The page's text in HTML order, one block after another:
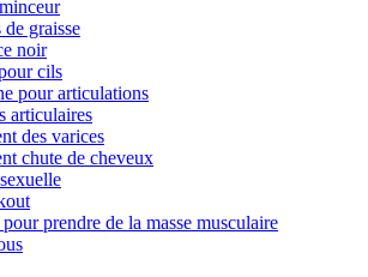
graisse
noir
cils
pour articulations
articulaires
des varices
chute de cheveux
prendre de la masse musculaire